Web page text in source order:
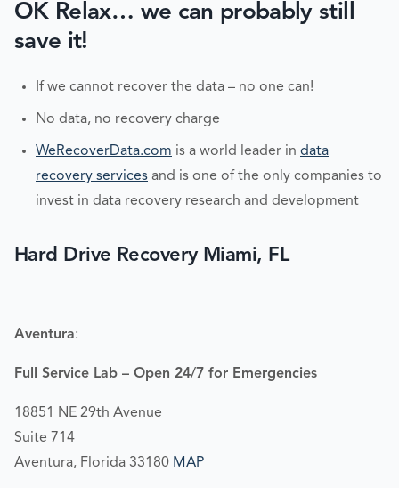
OK Relax… we can probably still
save it!
If we cannot recover the data – no one can!
No data, no recovery charge
WeRecoverData.com is a world leader in data
recovery services and is one of the only companies to
invest in data recovery research and development
Hard Drive Recovery Miami, FL
Aventura:
Full Service Lab – Open 24/7 for Emergencies
18851 NE 29th Avenue
Suite 714
Aventura, Florida 33180 MAP